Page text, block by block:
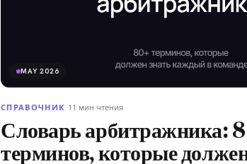
MAY 2026
СПРАВОЧНИК· 11 мин чтения
Словарь арбитражника:
терминов, которые